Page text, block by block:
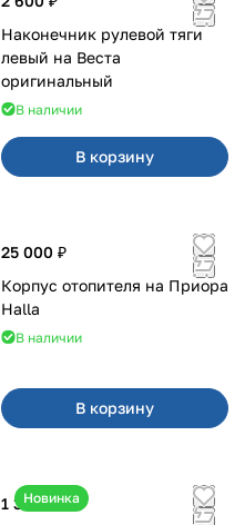
Наконечник рулевой тяги
левый на Веста
оригинальный
В наличии
В корзину
25 000 ₽
Корпус отопителя на Приора
Halla
В наличии
В корзину
Новинка
1 350 ₽